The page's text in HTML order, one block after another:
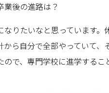
業後の進路は？
なりたいなと思っています
から自分で全部やっていて
ので、専門学校に進学するこ